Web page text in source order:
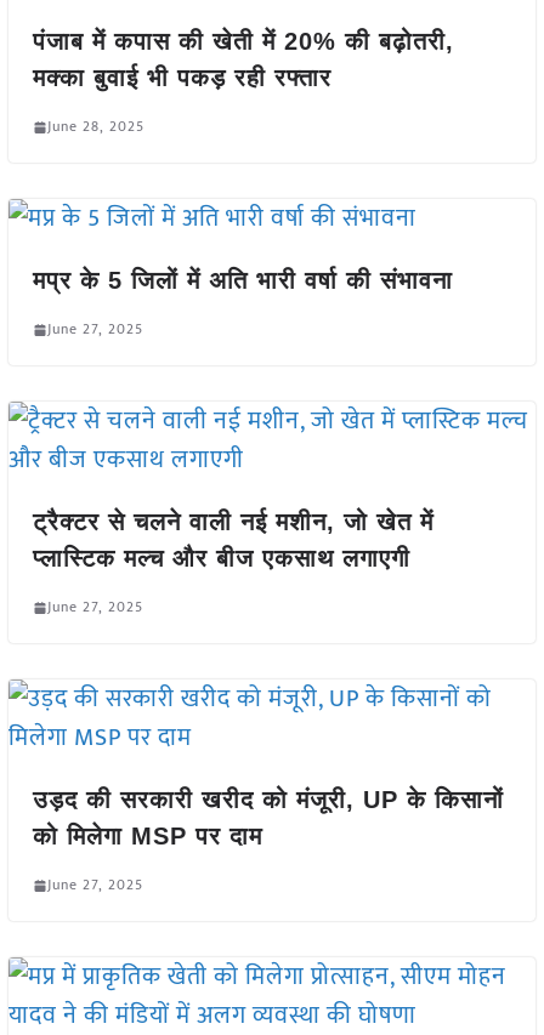
पंजाब में कपास की खेती में 20% की बढ़ोतरी,
मक्का बुवाई भी पकड़ रही रफ्तार
June 28, 2025
मप्र के 5 जिलों में अति भारी वर्षा की संभावना
June 27, 2025
ट्रैक्टर से चलने वाली नई मशीन, जो खेत में
प्लास्टिक मल्च और बीज एकसाथ लगाएगी
June 27, 2025
उड़द की सरकारी खरीद को मंजूरी, UP के किसानों
को मिलेगा MSP पर दाम
June 27, 2025